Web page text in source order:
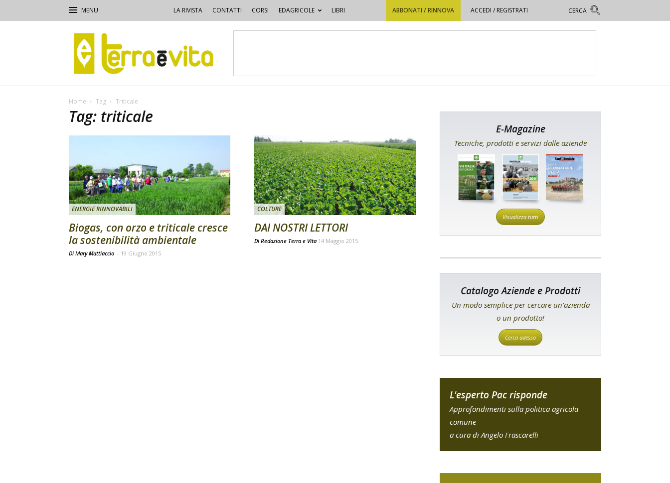
LA RIVISTA CONTATTI CORSI EDAGRICOLE LIBRI ABBONATI / RINNOVA ACCEDI / REGISTRATI
Terra
e
Vita
Home Tag Triticale
Tag: triticale
ENERGIE RINNOVABILI
Biogas, con orzo e triticale cresce
la sostenibilità ambientale
Di Mary Mattiaccio - 19 Giugno 2015
COLTURE
DAI NOSTRI LETTORI
Di Redazione Terra e Vita 14 Maggio 2015
E-Magazine
Tecniche, prodotti e servizi dalle aziende
Visualizza tutti
Catalogo Aziende e Prodotti
Un modo semplice per cercare un'azienda
o un prodotto!
Cerca adesso
L'esperto Pac risponde
Approfondimenti sulla politica agricola
comune
a cura di Angelo Frascarelli